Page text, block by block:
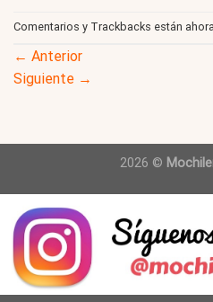
Comentarios y Trackbacks están
← Anterior
Siguiente →
2026 ©